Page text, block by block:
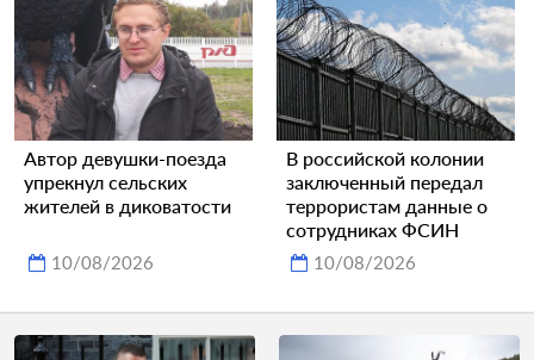
Автор девушки-поезда
упрекнул сельских
жителей в диковатости
10/08/2026
В российской колонии
заключенный передал
террористам данные о
сотрудниках ФСИН
10/08/2026